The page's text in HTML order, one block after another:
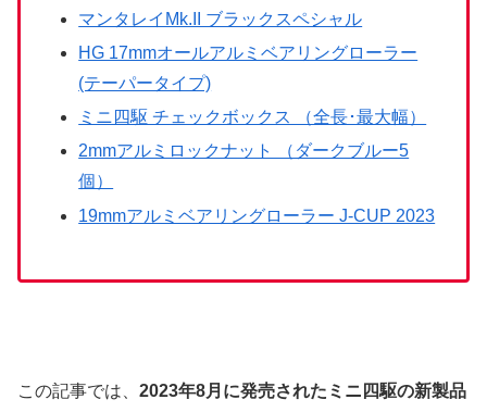
マンタレイMk.II ブラックスペシャル
HG 17mmオールアルミベアリングローラー
(テーパータイプ)
ミニ四駆 チェックボックス （全長･最大幅）
2mmアルミロックナット （ダークブルー5
個）
19mmアルミベアリングローラー J-CUP 2023
この記事では、 2023年8月に発売されたミニ四駆の新製品